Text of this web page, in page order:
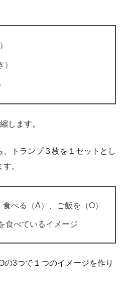
します。
トランプ３枚を１セットとし
。
べる（A）、ご飯を（O）
食べているイメージ
3つで１つのイメージを作り